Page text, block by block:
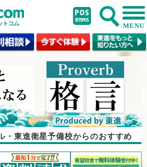
トコム MENU
・東進衛星予備校からのおすすめ